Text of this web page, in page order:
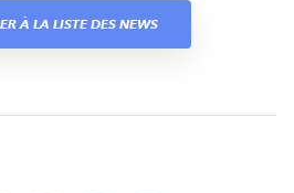
À LA LISTE DES NEWS